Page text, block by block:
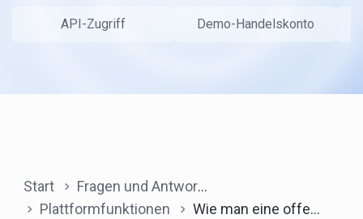
API-Zugriff Demo-Handelskonto
Start
Fragen und Antworten
Plattformfunktionen
Wie man eine offene Position im Webterminal schließt